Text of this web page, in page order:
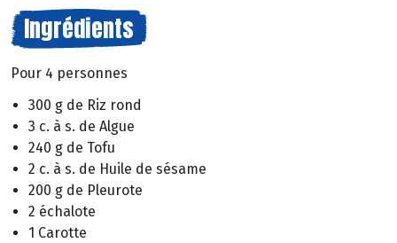
Ingrédients
Pour 4 personnes
300 g de Riz rond
3 c. à s. de Algue
240 g de Tofu
2 c. à s. de Huile de sésame
200 g de Pleurote
2 échalote
1 Carotte